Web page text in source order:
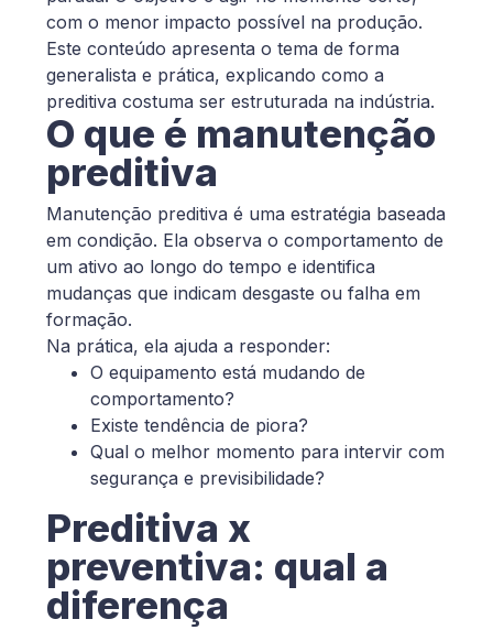
com o menor impacto possível na produção.
Este conteúdo apresenta o tema de forma
generalista e prática, explicando como a
preditiva costuma ser estruturada na indústria.
O que é manutenção
preditiva
Manutenção preditiva é uma estratégia baseada
em condição. Ela observa o comportamento de
um ativo ao longo do tempo e identifica
mudanças que indicam desgaste ou falha em
formação.
Na prática, ela ajuda a responder:
O equipamento está mudando de
comportamento?
Existe tendência de piora?
Qual o melhor momento para intervir com
segurança e previsibilidade?
Preditiva x
preventiva: qual a
diferença